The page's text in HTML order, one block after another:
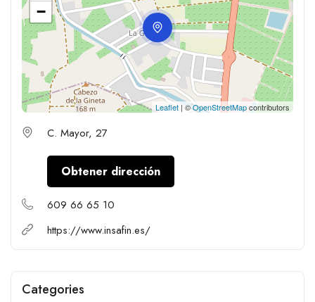
−
Leaflet | ©OpenStreetMapcontributors
C. Mayor, 27
Obtener dirección
609 66 65 10
https://www.insafin.es/
Categories